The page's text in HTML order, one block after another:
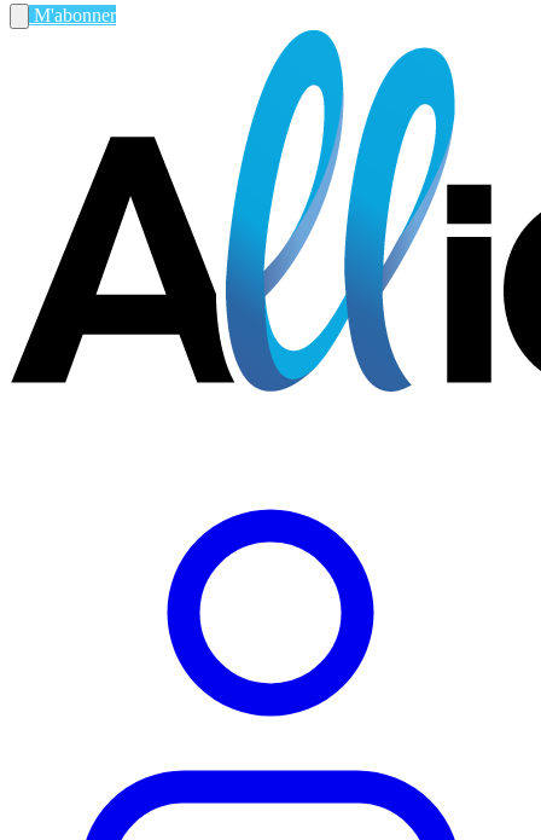
M'abonner